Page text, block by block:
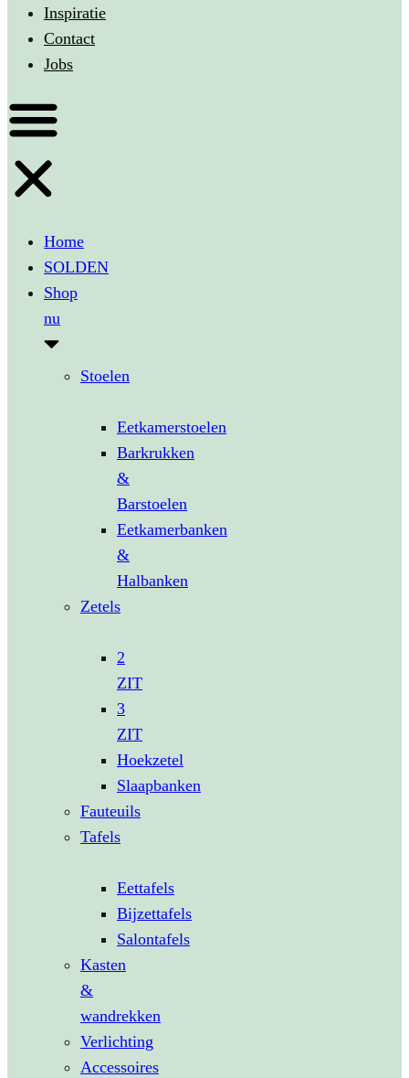
Inspiratie
Contact
Jobs
Home
SOLDEN
Shop
nu
Stoelen
Eetkamerstoelen
Barkrukken
&
Barstoelen
Eetkamerbanken
&
Halbanken
Zetels
2
ZIT
3
ZIT
Hoekzetel
Slaapbanken
Fauteuils
Tafels
Eettafels
Bijzettafels
Salontafels
Kasten
&
wandrekken
Verlichting
Accessoires